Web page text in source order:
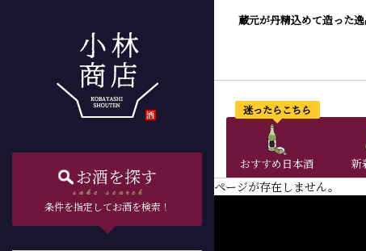
お酒を探す
条件を指定してお酒を検索！
蔵元が丹精込めて造った
おすすめ日本酒
迷ったらこちら
新
ページが存在しません。